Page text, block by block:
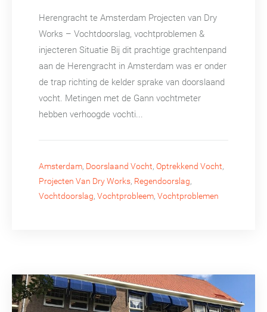
Herengracht te Amsterdam Projecten van Dry
Works – Vochtdoorslag, vochtproblemen &
injecteren Situatie Bij dit prachtige grachtenpand
aan de Herengracht in Amsterdam was er onder
de trap richting de kelder sprake van doorslaand
vocht. Metingen met de Gann vochtmeter
hebben verhoogde vochti...
Amsterdam, Doorslaand Vocht, Optrekkend Vocht,
Projecten Van Dry Works, Regendoorslag,
Vochtdoorslag, Vochtprobleem, Vochtproblemen